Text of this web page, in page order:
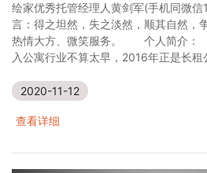
绘家优秀托管经理人黄剑军(手机同
言：得之坦然，失之淡然，顺其自然
热情大方、微笑服务。 个人简介
入公寓行业不算太早，2016年正是长
2020-11-12
查看详细